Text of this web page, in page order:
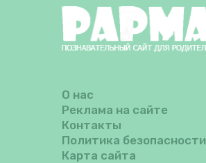
О нас
Реклама на сайте
Контакты
Политика безопасности
Карта сайта